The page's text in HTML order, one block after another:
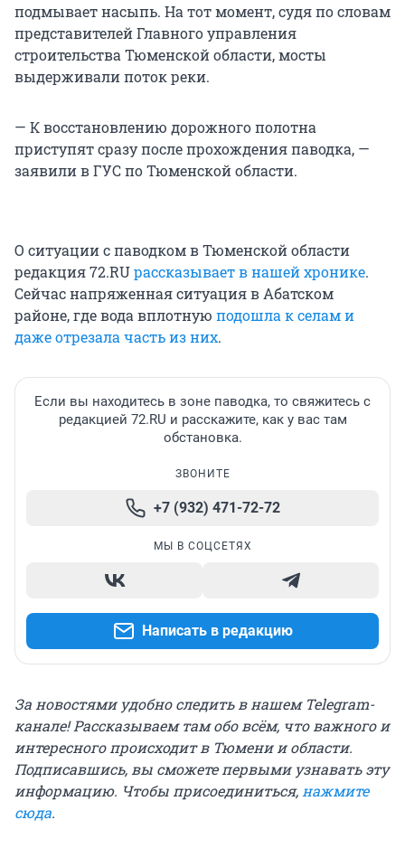
подмывает насыпь. На тот момент, судя по словам
представителей Главного управления
строительства Тюменской области, мосты
выдерживали поток реки.
— К восстановлению дорожного полотна
приступят сразу после прохождения паводка, —
заявили в ГУС по Тюменской области.
О ситуации с паводком в Тюменской области
редакция 72.RUрассказывает в нашей хронике.
Сейчас напряженная ситуация в Абатском
районе, где вода вплотную подошла к селам и
даже отрезала часть из них.
Если вы находитесь в зоне паводка, то свяжитесь с
редакцией 72.RU и расскажите, как у вас там
обстановка.
ЗВОНИТЕ
+7 (932) 471-72-72
МЫ В СОЦСЕТЯХ
Написать в редакцию
За новостями удобно следить в нашем Telegram-
канале! Рассказываем там обо всём, что важного и
интересного происходит в Тюмени и области.
Подписавшись, вы сможете первыми узнавать эту
информацию. Чтобы присоединиться, нажмите
сюда.